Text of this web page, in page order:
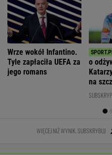
Wrze wokół Infantino.
Tyle zapłaciła UEFA za
jego romans
o
na
WIĘCEJ NIŻ WYNIK. SUBSKRYBUJ